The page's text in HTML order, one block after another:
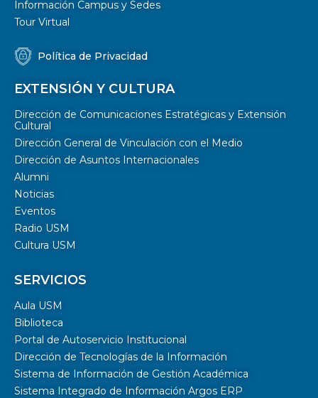
Información Campus y Sedes
Tour Virtual
Política de Privacidad
EXTENSIÓN Y CULTURA
Dirección de Comunicaciones Estratégicas y Extensión
Cultural
Dirección General de Vinculación con el Medio
Dirección de Asuntos Internacionales
Alumni
Noticias
Eventos
Radio USM
Cultura USM
SERVICIOS
Aula USM
Biblioteca
Portal de Autoservicio Institucional
Dirección de Tecnologías de la Información
Sistema de Información de Gestión Académica
Sistema Integrado de Información Argos ERP